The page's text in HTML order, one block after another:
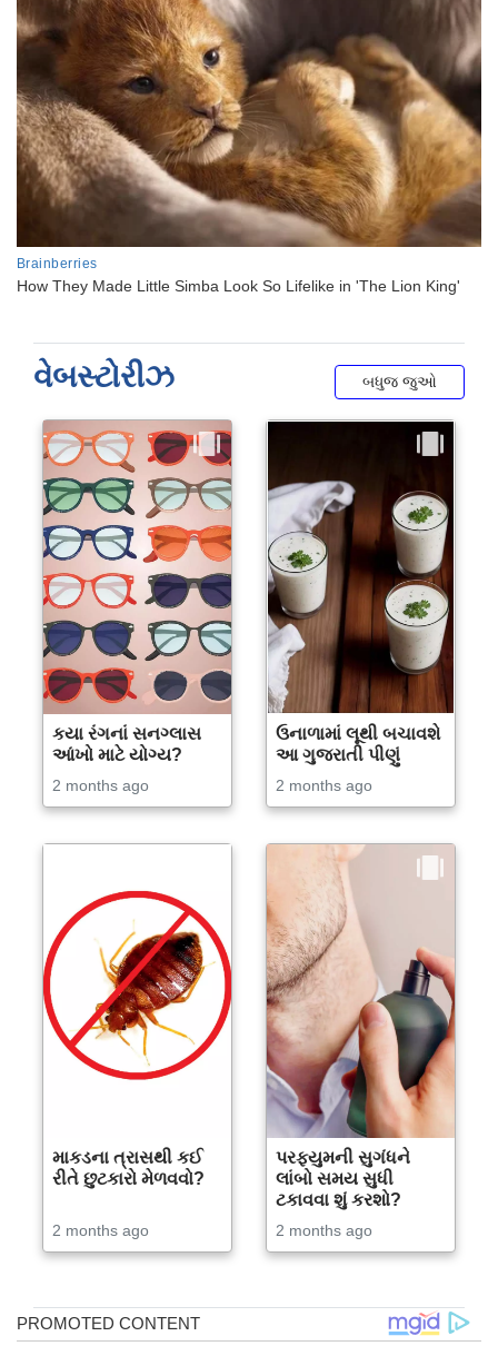
વેબસ્ટોરીઝ બધુજ જુઓ
કયા રંગનાં સનગ્લાસ
આંખો માટે યોગ્ય?
2 months ago
ઉનાળામાં લૂથી બચાવશે
આ ગુજરાતી પીણું
2 months ago
માકડના ત્રાસથી કઈ
રીતે છુટકારો મેળવવો?
2 months ago
પરફ્યુમની સુગંધને
લાંબો સમય સુધી
ટકાવવા શું કરશો?
2 months ago